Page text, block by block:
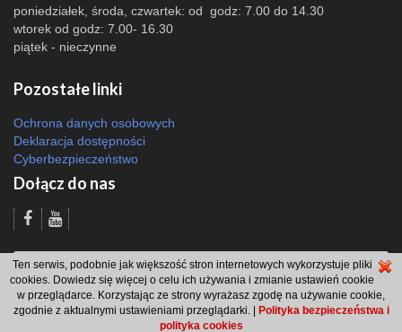
poniedziałek, środa, czwartek: od godz: 7.00 do 14.30
wtorek od godz: 7.00- 16.30
piątek - nieczynne
Pozostałe linki
Ochrona danych osobowych
Deklaracja dostępności
Cyberbezpieczeństwo
Dołącz do nas
Odsłon: 7769 | |Polityka bezpieczeństwa i polityka cookies|Redakcja|2007
- 2026 © Gmina Brzeszcze
projekt: Wdesk
Ten serwis, podobnie jak większość stron internetowych wykorzystuje pliki
cookies. Dowiedz się więcej o celu ich używania i zmianie ustawień cookie
w przeglądarce. Korzystając ze strony wyrażasz zgodę na używanie cookie,
zgodnie z aktualnymi ustawieniami przeglądarki. |
Polityka bezpieczeństwa i
polityka cookies